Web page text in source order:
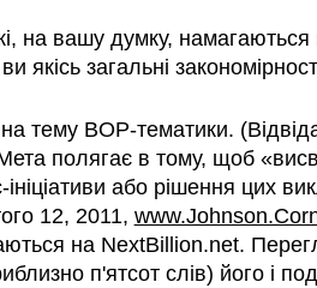
на вашу думку,
загальні
тему BOP-тематики.
полягає в тому, щоб
або рішення цих
12, 2011,
на NextBillion.net.
п'ятсот слів) його і